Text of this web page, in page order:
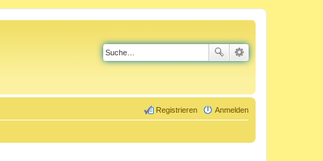
Anmelden
Registrieren